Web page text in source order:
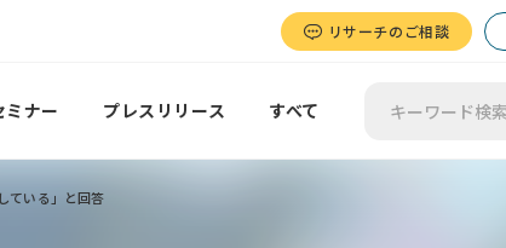
リサーチのご相談
ミナー プレスリリース すべて
ている」と回答